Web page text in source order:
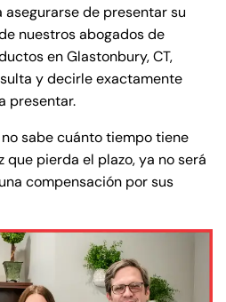
asegurarse de presentar su
nuestros abogados de
en Glastonbury, CT,
y decirle exactamente
presentar.
sabe cuánto tiempo tiene
que pierda el plazo, ya no será
compensación por sus